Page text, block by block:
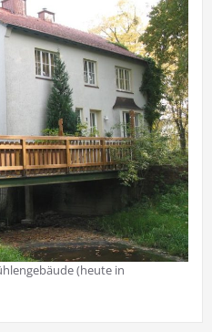
(heute in